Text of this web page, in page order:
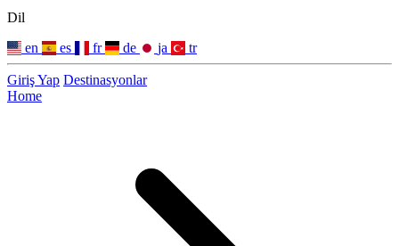
Dil
en
es fr de ja tr
Giriş Yap Destinasyonlar
Home